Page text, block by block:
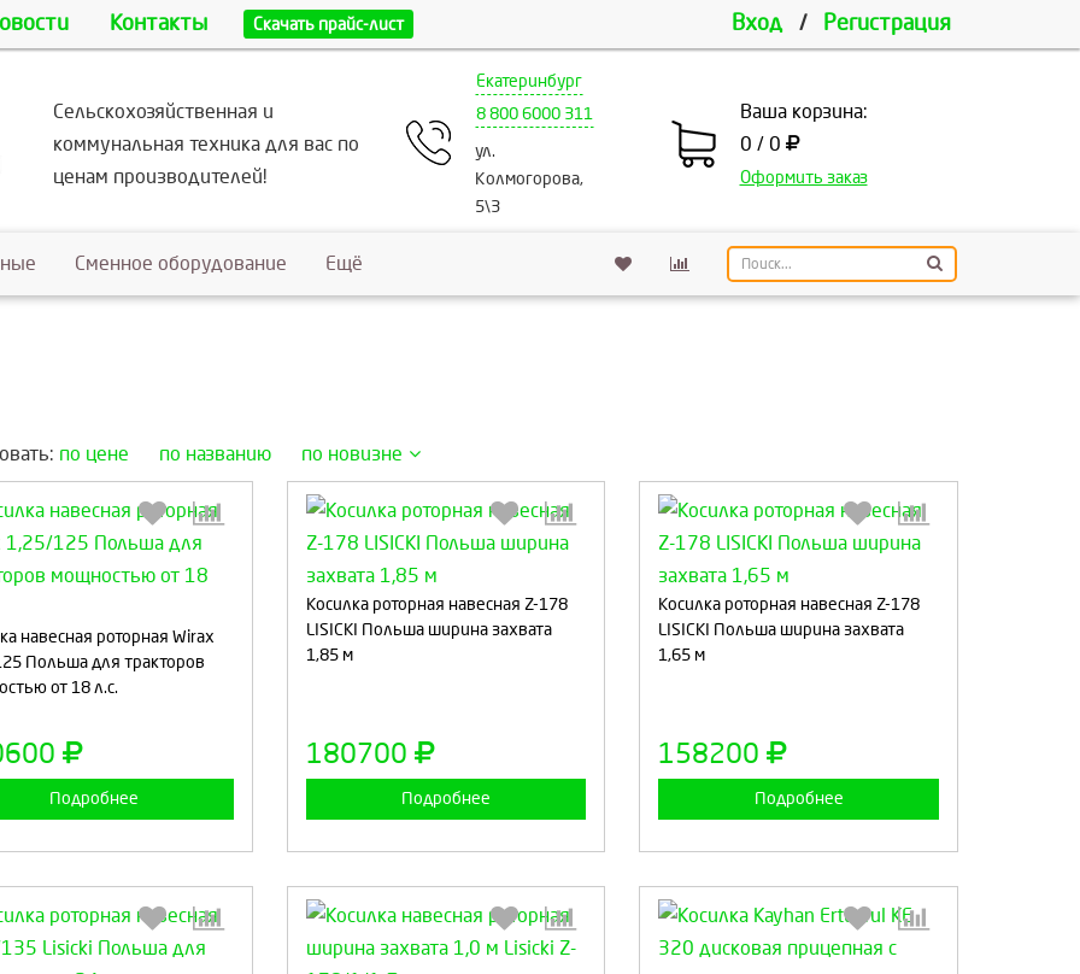
Контакты Скачать прайс-лист Вход / Регистрация
Сельскохозяйственная и
коммунальная техника для вас по
ценам производителей!
Екатеринбург
8 800 6000 311
ул.
Колмогорова,
5\3
Ваша корзина:
0 / 0
Оформить заказ
Сменное оборудование Ещё
по цене по названию по новизне
навесная роторная Wirax
Польша для тракторов
от 18 л.с.
Подробнее
Косилка роторная навесная Z-178
LISICKI Польша ширина захвата
1,85 м
180700
Подробнее
Выберите количество:
Косилка роторная навесная Z-178
LISICKI Польша ширина захвата
1,65 м
158200
Подробнее
Выберите количество: